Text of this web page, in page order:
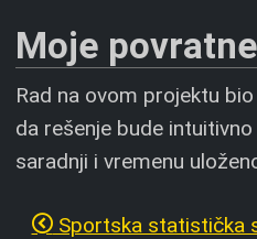
Moje
Rad na ovom projektu
da rešenje bude
saradnji i vremenu
Sportska statistička